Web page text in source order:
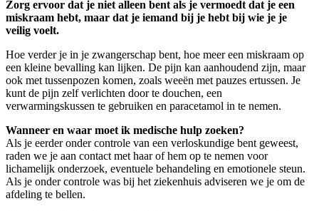
Zorg ervoor dat je niet alleen bent als je vermoedt dat je een
miskraam hebt, maar dat je iemand bij je hebt bij wie je je
veilig voelt.
Hoe verder je in je zwangerschap bent, hoe meer een miskraam op
een kleine bevalling kan lijken. De pijn kan aanhoudend zijn, maar
ook met tussenpozen komen, zoals weeën met pauzes ertussen. Je
kunt de pijn zelf verlichten door te douchen, een
verwarmingskussen te gebruiken en paracetamol in te nemen.
Wanneer en waar moet ik medische hulp zoeken?
Als je eerder onder controle van een verloskundige bent geweest,
raden we je aan contact met haar of hem op te nemen voor
lichamelijk onderzoek, eventuele behandeling en emotionele steun.
Als je onder controle was bij het ziekenhuis adviseren we je om de
afdeling te bellen.